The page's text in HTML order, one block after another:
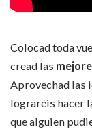
Colocad toda
cread las
Aprovechad las
lograréis hacer
que alguien